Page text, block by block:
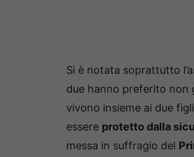
Si è notata soprattutto
due hanno preferito non
vivono insieme ai due
essere protetto dalla
messa in suffragio del